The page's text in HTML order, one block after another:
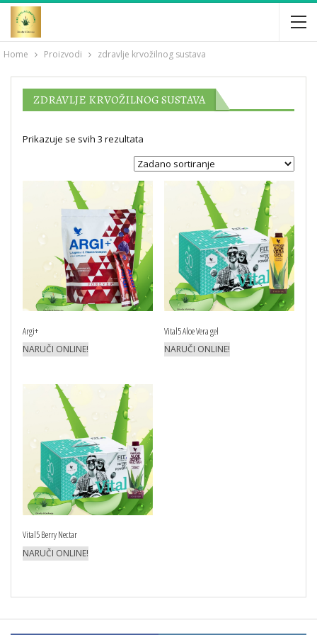
Home Proizvodi zdravlje krvožilnog sustava
ZDRAVLJE KRVOŽILNOG SUSTAVA
Prikazuje se svih 3 rezultata
Argi+
NARUČI ONLINE!
Vital5 Aloe Vera gel
NARUČI ONLINE!
Vital5 Berry Nectar
NARUČI ONLINE!